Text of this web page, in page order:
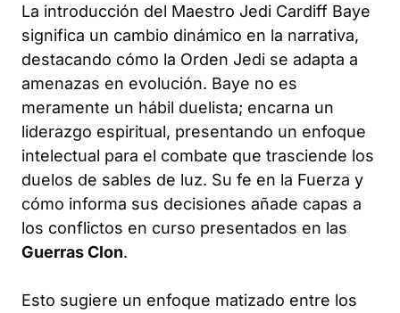
La introducción del Maestro Jedi Cardiff Baye
significa un cambio dinámico en la narrativa,
destacando cómo la Orden Jedi se adapta a
amenazas en evolución. Baye no es
meramente un hábil duelista; encarna un
liderazgo espiritual, presentando un enfoque
intelectual para el combate que trasciende los
duelos de sables de luz. Su fe en la Fuerza y
cómo informa sus decisiones añade capas a
los conflictos en curso presentados en las
Guerras Clon.
Esto sugiere un enfoque matizado entre los